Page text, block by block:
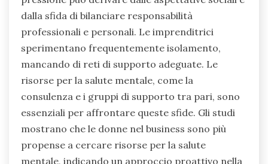
business?
La pressione di avere successo influisce
significativamente sulla salute mentale delle
donne nel business, portando spesso a un
aumento dello stress e dell’ansia. Questa
pressione può derivare dalle aspettative sociali e
dalla sfida di bilanciare responsabilità
professionali e personali. Le imprenditrici
sperimentano frequentemente isolamento,